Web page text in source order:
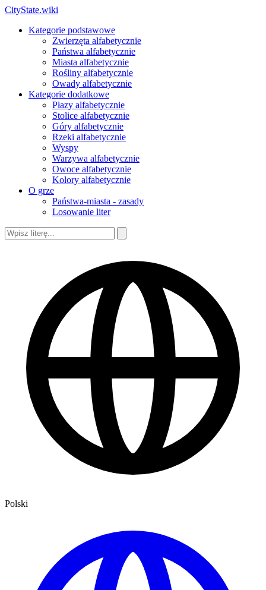
CityState.wiki
Kategorie podstawowe
Zwierzęta alfabetycznie
Państwa alfabetycznie
Miasta alfabetycznie
Rośliny alfabetycznie
Owady alfabetycznie
Kategorie dodatkowe
Płazy alfabetycznie
Stolice alfabetycznie
Góry alfabetycznie
Rzeki alfabetycznie
Wyspy
Warzywa alfabetycznie
Owoce alfabetycznie
Kolory alfabetycznie
O grze
Państwa-miasta - zasady
Losowanie liter
Polski